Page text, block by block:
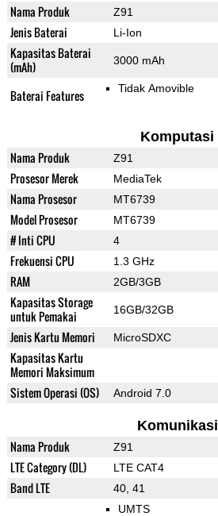
Nama Produk Z91
Jenis Baterai Li-Ion
Kapasitas Baterai
(mAh)
3000 mAh
Baterai Features Tidak Amovible
Komputasi
Nama Produk Z91
Prosesor Merek MediaTek
Nama Prosesor MT6739
Model Prosesor MT6739
# Inti CPU 4
Frekuensi CPU 1.3 GHz
RAM 2GB/3GB
Kapasitas Storage
untuk Pemakai
16GB/32GB
Jenis Kartu Memori MicroSDXC
Kapasitas Kartu
Memori Maksimum
Sistem Operasi (OS) Android 7.0
Komunikasi
Nama Produk Z91
LTE Category (DL) LTE CAT4
Band LTE
40, 41
UMTS